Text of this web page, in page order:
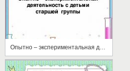
Опытно – экспериментальная деятельность с детьми старшей группы